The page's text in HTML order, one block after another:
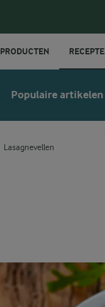
PRODUCTEN
Populaire artikelen
Lasagnevellen